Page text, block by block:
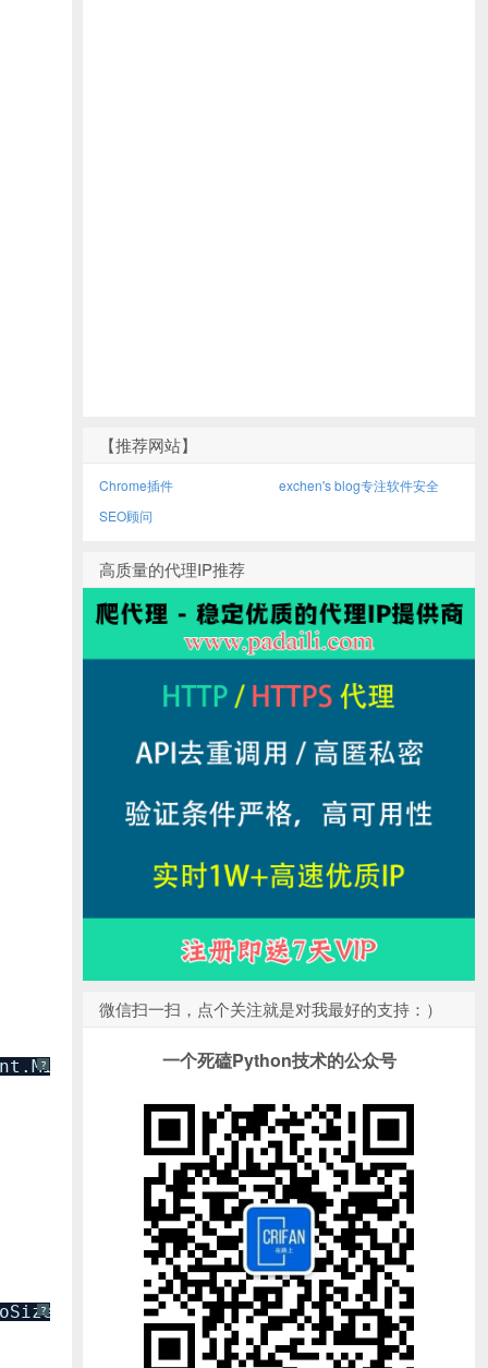
?
?
【推荐网站】
Chrome插件
exchen's blog专注软件安全
SEO顾问
高质量的代理IP推荐
微信扫一扫，点个关注就是对我最好的支持：）
一个死磕Python技术的公众号